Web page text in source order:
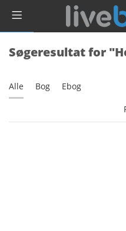
Søgeresultat for
Alle Bog Ebog